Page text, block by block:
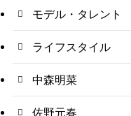
モデル・タレント
ライフスタイル
中森明菜
佐野元春